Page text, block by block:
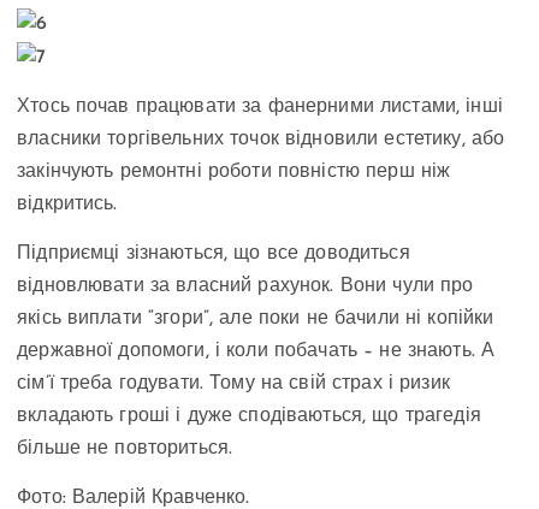
Хтось почав працювати за фанерними листами, інші
власники торгівельних точок відновили естетику, або
закінчують ремонтні роботи повністю перш ніж
відкритись.
Підприємці зізнаються, що все доводиться
відновлювати за власний рахунок. Вони чули про
якісь виплати “згори”, але поки не бачили ні копійки
державної допомоги, і коли побачать – не знають. А
сім’ї треба годувати. Тому на свій страх і ризик
вкладають гроші і дуже сподіваються, що трагедія
більше не повториться.
Фото: Валерій Кравченко.